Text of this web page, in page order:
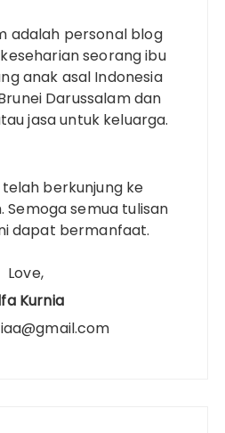
adalah personal blog
seorang ibu
anak asal Indonesia
Darussalam dan
jasa untuk keluarga.
berkunjung ke
Semoga semua tulisan
dapat bermanfaat.
Love,
Kurnia